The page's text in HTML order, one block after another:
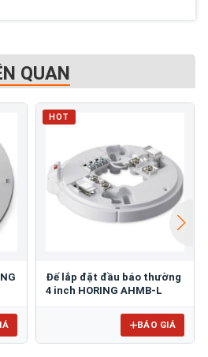
QUAN
HOT
Đế lắp đặt đầu báo thường
4 inch HORING AHMB-L
BÁO GIÁ